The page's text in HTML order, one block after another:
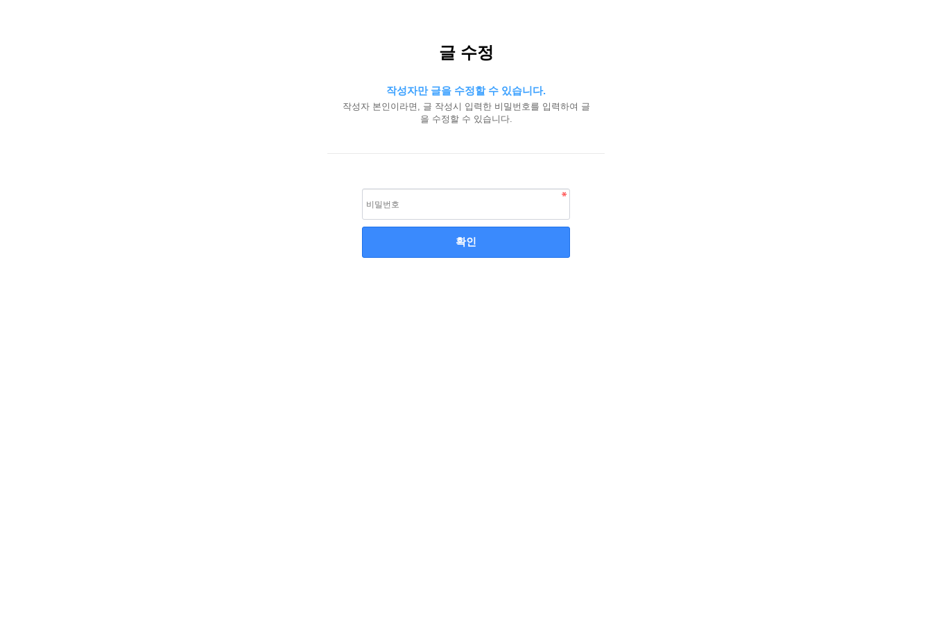
글 수정
작성자만 글을 수정할 수 있습니다.
작성자 본인이라면, 글 작성시 입력한 비밀번호를 입력하여 글
을 수정할 수 있습니다.